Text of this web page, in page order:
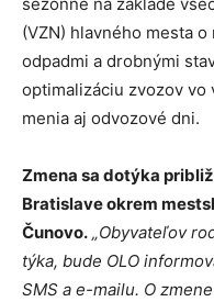
(VZN) hlavného mesta
odpadmi a drobnými
optimalizáciu zvozov vo
menia aj odvozové dni.
Zmena sa dotýka
Bratislave okrem
Čunovo. „Obyvateľov
týka, bude OLO
SMS a e-mailu. O